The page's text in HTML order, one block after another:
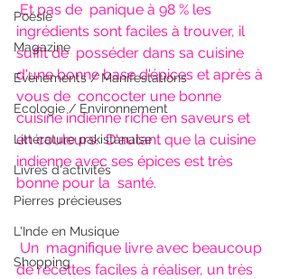
Poésie
Magazine
Evènements / Manifestations
Ecologie / Environnement
Littérature pakistanaise
Livres d'activités
Pierres précieuses
L'Inde en Musique
Shopping
Et pas de  panique à 98 % les
ingrédients sont faciles à trouver, il
suffit de  posséder dans sa cuisine
d'une bonne base d'épices et après à
vous de  concocter une bonne
cuisine indienne riche en saveurs et
en couleurs.  D'autant que la cuisine
indienne avec ses épices est très
bonne pour la  santé.
Un  magnifique livre avec beaucoup
de recettes faciles à réaliser, un très